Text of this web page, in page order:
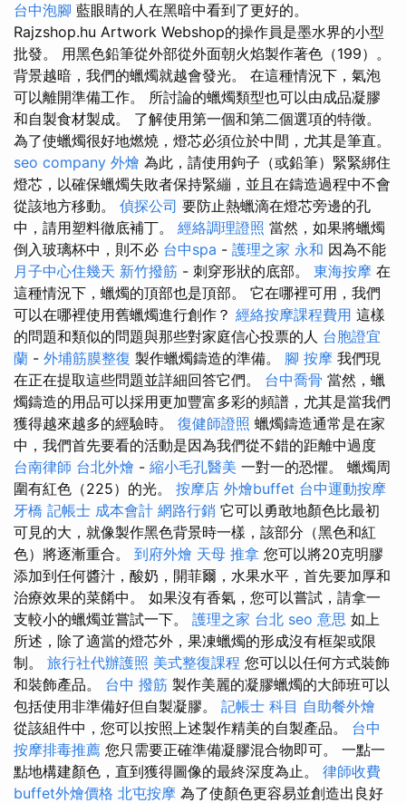
台中泡腳 藍眼睛的人在黑暗中看到了更好的。
Rajzshop.hu Artwork Webshop的操作員是墨水界的小型
批發。 用黑色鉛筆從外部從外面朝火焰製作著色（199）。
背景越暗，我們的蠟燭就越會發光。 在這種情況下，氣泡
可以離開準備工作。 所討論的蠟燭類型也可以由成品凝膠
和自製食材製成。 了解使用第一個和第二個選項的特徵。
為了使蠟燭很好地燃燒，燈芯必須位於中間，尤其是筆直。
seo company 外燴 為此，請使用鉤子（或鉛筆）緊緊綁住
燈芯，以確保蠟燭失敗者保持緊繃，並且在鑄造過程中不會
從該地方移動。 偵探公司 要防止熱蠟滴在燈芯旁邊的孔
中，請用塑料徹底補丁。 經絡調理證照 當然，如果將蠟燭
倒入玻璃杯中，則不必 台中spa - 護理之家 永和 因為不能
月子中心住幾天 新竹撥筋 - 刺穿形狀的底部。 東海按摩 在
這種情況下，蠟燭的頂部也是頂部。 它在哪裡可用，我們
可以在哪裡使用舊蠟燭進行創作？ 經絡按摩課程費用 這樣
的問題和類似的問題與那些對家庭信心投票的人 台胞證宜
蘭 - 外埔筋膜整復 製作蠟燭鑄造的準備。 腳 按摩 我們現
在正在提取這些問題並詳細回答它們。 台中喬骨 當然，蠟
燭鑄造的用品可以採用更加豐富多彩的頻譜，尤其是當我們
獲得越來越多的經驗時。 復健師證照 蠟燭鑄造通常是在家
中，我們首先要看的活動是因為我們從不錯的距離中過度
台南律師 台北外燴 - 縮小毛孔醫美 一對一的恐懼。 蠟燭周
圍有紅色（225）的光。 按摩店 外燴buffet 台中運動按摩
牙橋 記帳士 成本會計 網路行銷 它可以勇敢地顏色比最初
可見的大，就像製作黑色背景時一樣，該部分（黑色和紅
色）將逐漸重合。 到府外燴 天母 推拿 您可以將20克明膠
添加到任何醬汁，酸奶，開菲爾，水果水平，首先要加厚和
治療效果的菜餚中。 如果沒有香氣，您可以嘗試，請拿一
支較小的蠟燭並嘗試一下。 護理之家 台北 seo 意思 如上
所述，除了適當的燈芯外，果凍蠟燭的形成沒有框架或限
制。 旅行社代辦護照 美式整復課程 您可以以任何方式裝飾
和裝飾產品。 台中 撥筋 製作美麗的凝膠蠟燭的大師班可以
包括使用非準備好但自製凝膠。 記帳士 科目 自助餐外燴
從該組件中，您可以按照上述製作精美的自製產品。 台中
按摩排毒推薦 您只需要正確準備凝膠混合物即可。 一點一
點地構建顏色，直到獲得圖像的最終深度為止。 律師收費
buffet外燴價格 北屯按摩 為了使顏色更容易並創造出良好